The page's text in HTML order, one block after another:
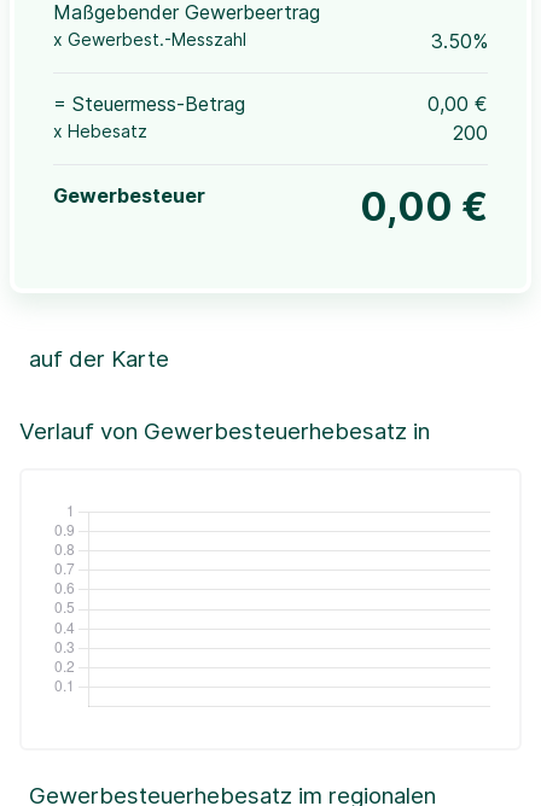
Maßgebender Gewerbeertrag
x Gewerbest.-Messzahl 3.50%
= Steuermess-Betrag 0,00 €
x Hebesatz 200
Gewerbesteuer 0,00 €
Verlauf von Gewerbesteuerhebesatz in
auf der Karte
+
Leaflet|©OpenStreetMap, ©CartoDB,
Gewerbesteuerhebesatz im regionalen